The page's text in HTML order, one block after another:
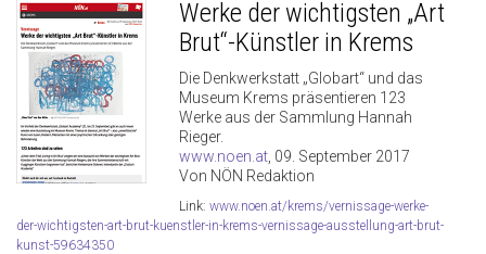
Werke der wichtigsten „Art
Brut“-Künstler in Krems
Die Denkwerkstatt „Globart“ und das
Museum Krems präsentieren 123
Werke aus der Sammlung Hannah
Rieger.
www.noen.at , 09. September 2017
Von NÖN Redaktion
Link: www.noen.at/krems/vernissage-werke-
der-wichtigsten-art-brut-kuenstler-in-krems-vernissage-ausstellung-art-brut-
kunst-59634350